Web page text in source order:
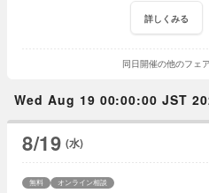
詳しくみる
同日開催の他のフェ
Wed Aug 19 00:00:00 JST
8/19 (水)
無料 オンライン相談